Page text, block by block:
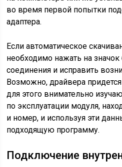
во время первой попытки
адаптера.
Если автоматическое
необходимо нажать на
соединения и исправить
Возможно, драйвера
для этого внимательно
по эксплуатации модуля,
и номер, и используя эти
подходящую программу.
Подключение